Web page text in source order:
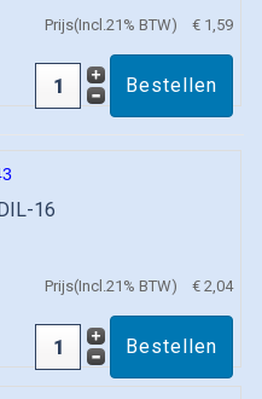
Prijs(Incl.21% BTW) € 1,59
16
Prijs(Incl.21% BTW) € 2,04